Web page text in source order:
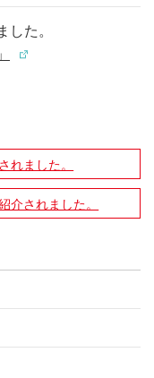
した。
れました。
介されました。